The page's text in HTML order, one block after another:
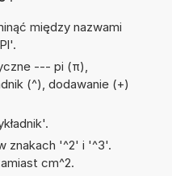
między nazwami
--- pi (π),
(^), dodawanie (+)
znakach '^2' i '^3'.
cm^2.